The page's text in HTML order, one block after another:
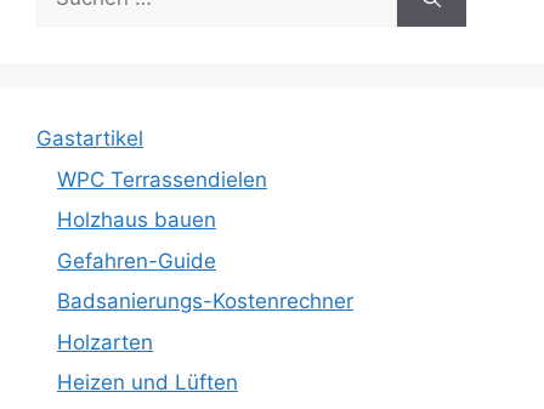
nach:
Gastartikel
WPC Terrassendielen
Holzhaus bauen
Gefahren-Guide
Badsanierungs-Kostenrechner
Holzarten
Heizen und Lüften